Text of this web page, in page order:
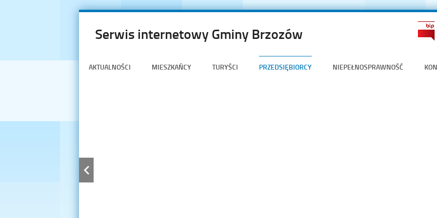
Serwis internetowy Gminy Brzozów
AKTUALNOŚCI MIESZKAŃCY TURYŚCI PRZEDSIĘBIORCY NIEPEŁNOSPRAWNOŚĆ